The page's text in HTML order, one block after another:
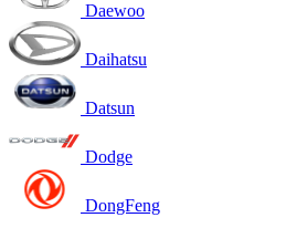
Daewoo
Daihatsu
Datsun
Dodge
DongFeng